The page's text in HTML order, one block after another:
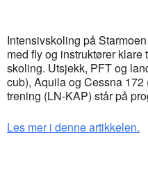
Intensivskoling på
med fly og instruktører
skoling. Utsjekk, PFT og
cub), Aquila og Cessna
trening (LN-KAP) står på
Les mer i denne artikkelen.